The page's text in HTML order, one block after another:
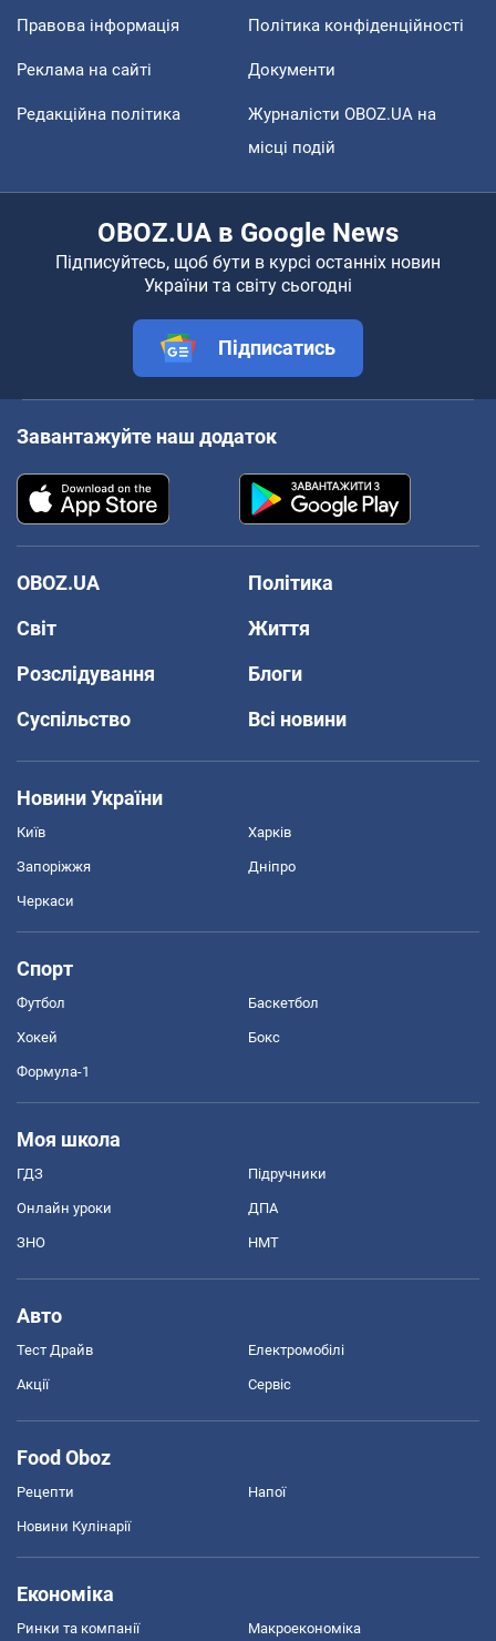
Правова інформація Політика конфіденційності
Реклама на сайті Документи
Редакційна політика
Журналісти OBOZ.UA на
місці подій
OBOZ.UA в Google News
Підписуйтесь, щоб бути в курсі останніх новин
України та світу сьогодні
Підписатись
Завантажуйте наш додаток
OBOZ.UA
Політика
Світ
Життя
Розслідування
Блоги
Суспільство
Всі новини
Новини України
Київ Харків
Запоріжжя Дніпро
Черкаси
Спорт
Футбол Баскетбол
Хокей Бокс
Формула-1
Моя школа
ГДЗ Підручники
Онлайн уроки ДПА
ЗНО НМТ
Авто
Тест Драйв Електромобілі
Акції Сервіс
Food Oboz
Рецепти Напої
Новини Кулінарії
Економіка
Ринки та компанії Макроекономіка